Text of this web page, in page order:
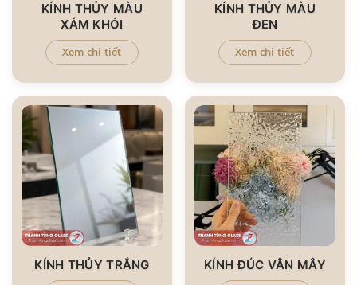
KÍNH THỦY MÀU
XÁM KHÓI
Xem chi tiết
KÍNH THỦY MÀU
ĐEN
Xem chi tiết
KÍNH THỦY TRẮNG KÍNH ĐÚC VÂN MÂY